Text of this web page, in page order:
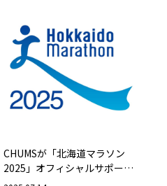
CHUMSが「北海道マラソン
2025」オフィシャルサポータ
ーに決定！ 限定Tシャツ＆